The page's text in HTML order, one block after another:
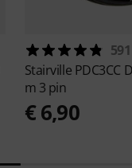
591
Stairville PDC3CC
m 3 pin
€ 6,90